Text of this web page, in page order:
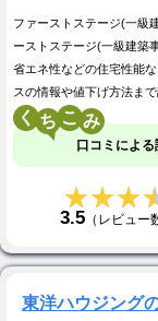
ファーストステージ(一級
ーストステージ(一級建築
省エネ性などの住宅性能
スの情報や値下げ方法ま
く こ
口コミによる
3.5（レビュー
東洋ハウジング